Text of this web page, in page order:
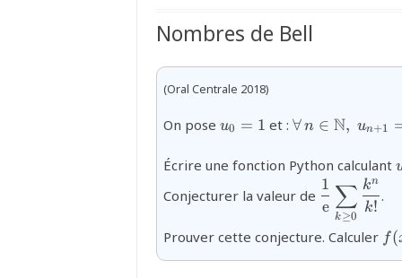
Nombres de Bell
(Oral Centrale 2018)
On poseu0 = 1 et :{k}u_{k}}
∀n ∈ N, un+1
Écrire une fonction Python calculant
Conjecturer la valeur de {\dfrac{1}
e
1
k≥0
∑ k!
kn
.
Prouver cette conjecture. Calculer f(